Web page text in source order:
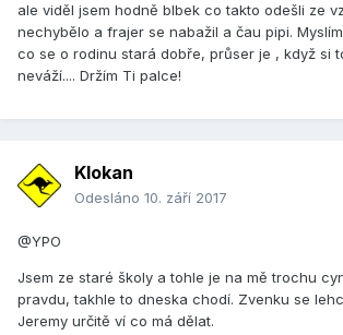
ale viděl jsem hodně blbek co takto odešli ze
nechybělo a frajer se nabažil a čau pipi.
co se o rodinu stará dobře, průser je , když si
neváží.... Držím Ti palce!
Klokan
Odesláno 10. září 2017
@YPO
Jsem ze staré školy a tohle je na mě trochu
pravdu, takhle to dneska chodí. Zvenku se
Jeremy určitě ví co má dělat.